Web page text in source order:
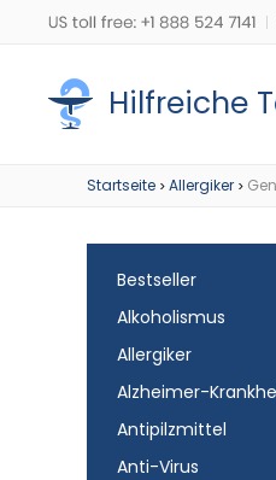
Hilfreiche
Startseite > Allergiker >
Bestseller
Alkoholismus
Allergiker
Alzheimer-
Antipilzmittel
Anti-Virus